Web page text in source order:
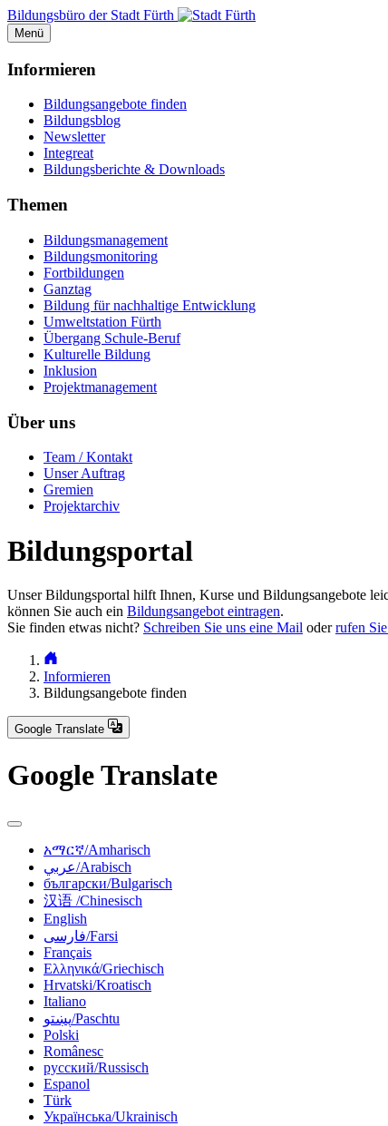
Bildungsbüro der Stadt Fürth
Menü
Informieren
Bildungsangebote finden
Bildungsblog
Newsletter
Integreat
Bildungsberichte & Downloads
Themen
Bildungsmanagement
Bildungsmonitoring
Fortbildungen
Ganztag
Bildung für nachhaltige Entwicklung
Umweltstation Fürth
Übergang Schule-Beruf
Kulturelle Bildung
Inklusion
Projektmanagement
Über uns
Team / Kontakt
Unser Auftrag
Gremien
Projektarchiv
Bildungsportal
Unser Bildungsportal hilft Ihnen, Kurse und Bildungsangebote
können Sie auch ein Bildungsangebot eintragen.
Sie finden etwas nicht? Schreiben Sie uns eine Mail oderrufen
Informieren
Bildungsangebote finden
Google Translate
Google Translate
አማርኛ/Amharisch
عربي/Arabisch
български/Bulgarisch
汉语 /Chinesisch
English
فارسی/Farsi
Français
Ελληνικά/Griechisch
Hrvatski/Kroatisch
Italiano
پښتو/Paschtu
Polski
Românesc
русский/Russisch
Espanol
Türk
Українська/Ukrainisch